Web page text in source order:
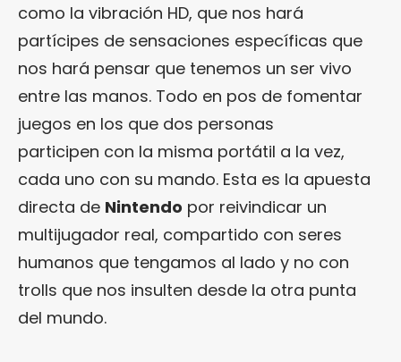
como la vibración HD, que nos hará
partícipes de sensaciones específicas que
nos hará pensar que tenemos un ser vivo
entre las manos. Todo en pos de fomentar
juegos en los que dos personas
participen con la misma portátil a la vez,
cada uno con su mando. Esta es la apuesta
directa de Nintendo por reivindicar un
multijugador real, compartido con seres
humanos que tengamos al lado y no con
trolls que nos insulten desde la otra punta
del mundo.